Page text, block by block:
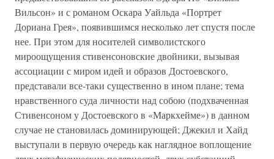
Вильсон» и с романом Оскара Уайльда «Портрет
Дориана Грея», появившимся несколько лет спустя после
нее. При этом для носителей символистского
мироощущения стивенсоновские двойники, вызывая
ассоциации с миром идей и образов Достоевского,
представали все-таки существенно в ином плане; тема
нравственного суда личности над собою (подхваченная
Стивенсоном у Достоевского в «Маркхейме») в данном
случае не становилась доминирующей; Джекил и Хайд
выступали в первую очередь как наглядное воплощение